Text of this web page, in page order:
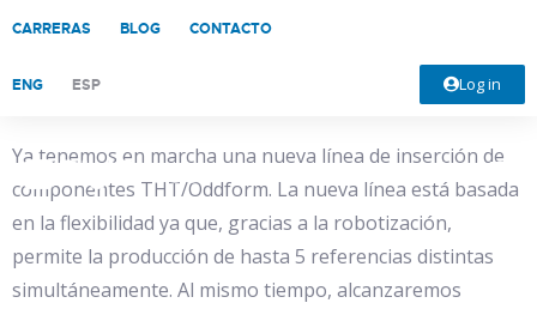
CARRERAS BLOG CONTACTO
ENG ESP Log in
Más flexibilidad y mayor
Ya tenemos en marcha una nueva línea de inserción de
componentes THT/Oddform. La nueva línea está basada
en la flexibilidad ya que, gracias a la robotización,
permite la producción de hasta 5 referencias distintas
simultáneamente. Al mismo tiempo, alcanzaremos